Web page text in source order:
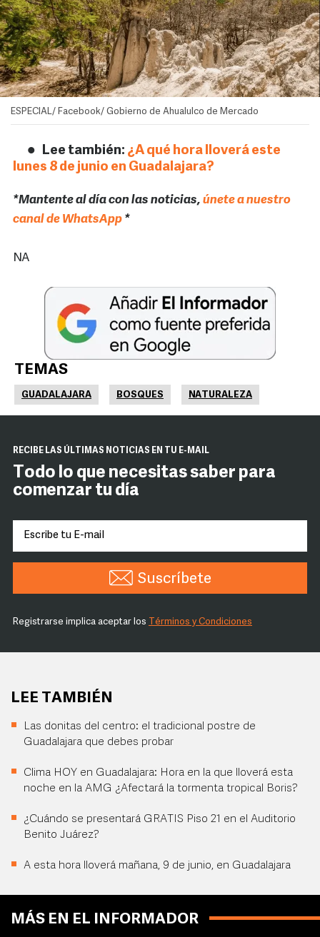
ESPECIAL/ Facebook/ Gobierno de Ahualulco de Mercado
Lee también: ¿A qué hora lloverá este
lunes 8 de junio en Guadalajara?
*Mantente al día con las noticias, únete a nuestro
canal de WhatsApp *
NA
TEMAS
GUADALAJARA BOSQUES NATURALEZA
RECIBE LAS ÚLTIMAS NOTICIAS EN TU E-MAIL
Todo lo que necesitas saber para
comenzar tu día
Suscríbete
Registrarse implica aceptar los Términos y Condiciones
LEE TAMBIÉN
Las donitas del centro: el tradicional postre de
Guadalajara que debes probar
Clima HOY en Guadalajara: Hora en la que lloverá esta
noche en la AMG ¿Afectará la tormenta tropical Boris?
¿Cuándo se presentará GRATIS Piso 21 en el Auditorio
Benito Juárez?
A esta hora lloverá mañana, 9 de junio, en Guadalajara
MÁS EN EL INFORMADOR